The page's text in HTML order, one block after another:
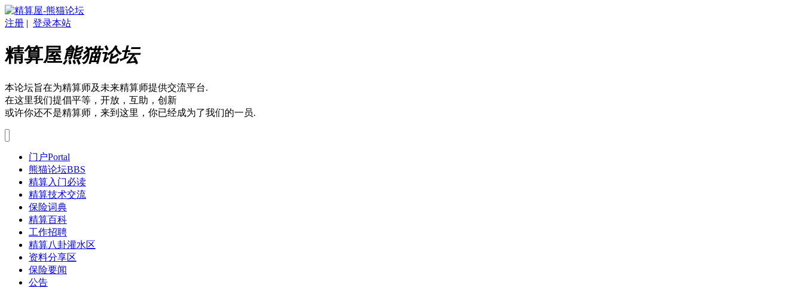
注册 | 登录本站
精算屋熊猫论坛
本论坛旨在为精算师及未来精算师提供交流平台.
在这里我们提倡平等，开放，互助，创新
或许你还不是精算师，来到这里，你已经成为了我们的一员.
门户Portal
熊猫论坛BBS
精算入门必读
精算技术交流
保险词典
精算百科
工作招聘
精算八卦灌水区
资料分享区
保险要闻
公告